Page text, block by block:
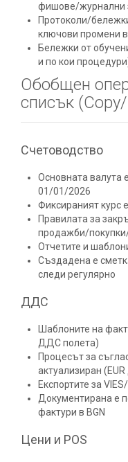
фишове/журнални
Протоколи/
ключови промени в
Бележки от
и по кои
Обобщен
списък
Счетоводство
Основната валута
01/01/2026
Фиксираният курс
Правилата за
продажби/
Отчетите и
Създадена е
следи регулярно
ДДС
Шаблоните на
ДДС полета)
Процесът за
актуализиран
Експортите за
Документирана е
фактури в BGN
Цени и POS